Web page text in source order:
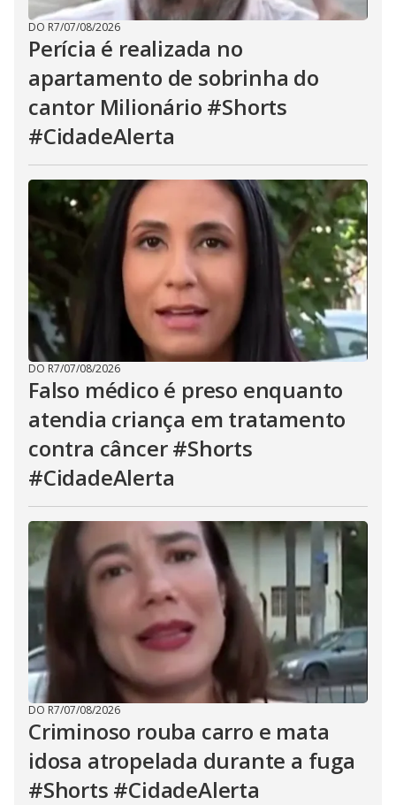
DO R7/07/08/2026
Perícia é realizada no
apartamento de sobrinha do
cantor Milionário #Shorts
#CidadeAlerta
DO R7/07/08/2026
Falso médico é preso enquanto
atendia criança em tratamento
contra câncer #Shorts
#CidadeAlerta
DO R7/07/08/2026
Criminoso rouba carro e mata
idosa atropelada durante a fuga
#Shorts #CidadeAlerta